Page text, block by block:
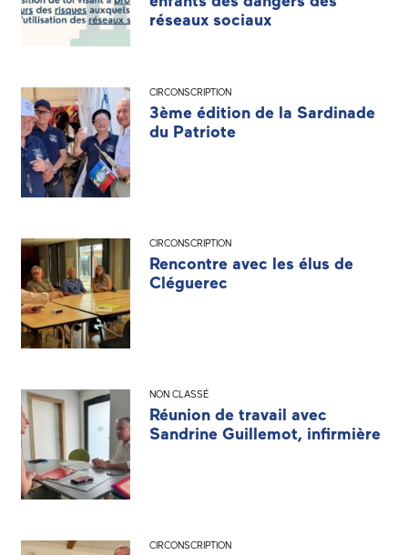
réseaux sociaux
CIRCONSCRIPTION
3ème édition de la Sardinade
du Patriote
CIRCONSCRIPTION
Rencontre avec les élus de
Cléguerec
NON CLASSÉ
Réunion de travail avec
Sandrine Guillemot, infirmière
CIRCONSCRIPTION